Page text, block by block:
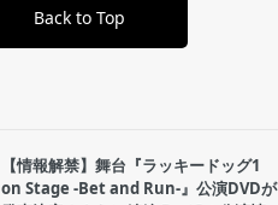
Back to Top
【情報解禁】舞台『ラッキードッグ1
on Stage -Bet and Run-』公演DVDが